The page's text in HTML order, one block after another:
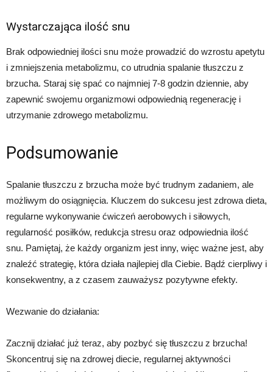
Wystarczająca ilość snu
Brak odpowiedniej ilości snu może prowadzić do wzrostu apetytu
i zmniejszenia metabolizmu, co utrudnia spalanie tłuszczu z
brzucha. Staraj się spać co najmniej 7-8 godzin dziennie, aby
zapewnić swojemu organizmowi odpowiednią regenerację i
utrzymanie zdrowego metabolizmu.
Podsumowanie
Spalanie tłuszczu z brzucha może być trudnym zadaniem, ale
możliwym do osiągnięcia. Kluczem do sukcesu jest zdrowa dieta,
regularne wykonywanie ćwiczeń aerobowych i siłowych,
regularność posiłków, redukcja stresu oraz odpowiednia ilość
snu. Pamiętaj, że każdy organizm jest inny, więc ważne jest, aby
znaleźć strategię, która działa najlepiej dla Ciebie. Bądź cierpliwy i
konsekwentny, a z czasem zauważysz pozytywne efekty.
Wezwanie do działania:
Zacznij działać już teraz, aby pozbyć się tłuszczu z brzucha!
Skoncentruj się na zdrowej diecie, regularnej aktywności